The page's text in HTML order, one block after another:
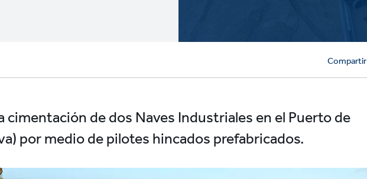
Compartir
de dos Naves Industriales en el Puerto de
por medio de pilotes hincados prefabricados.